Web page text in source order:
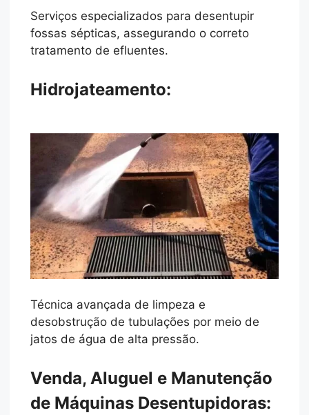
Serviços especializados para desentupir
fossas sépticas, assegurando o correto
tratamento de efluentes.
Hidrojateamento:
Técnica avançada de limpeza e
desobstrução de tubulações por meio de
jatos de água de alta pressão.
Venda, Aluguel e Manutenção
de Máquinas Desentupidoras: